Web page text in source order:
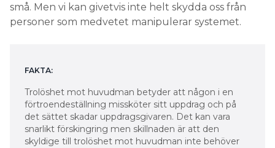
små. Men vi kan givetvis inte helt skydda oss från
personer som medvetet manipulerar systemet.
FAKTA:
Trolöshet mot huvudman betyder att någon i en
förtroendeställning missköter sitt uppdrag och på
det sättet skadar uppdragsgivaren. Det kan vara
snarlikt förskingring men skillnaden är att den
skyldige till trolöshet mot huvudman inte behöver